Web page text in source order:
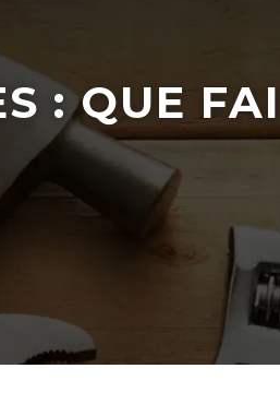
: QUE